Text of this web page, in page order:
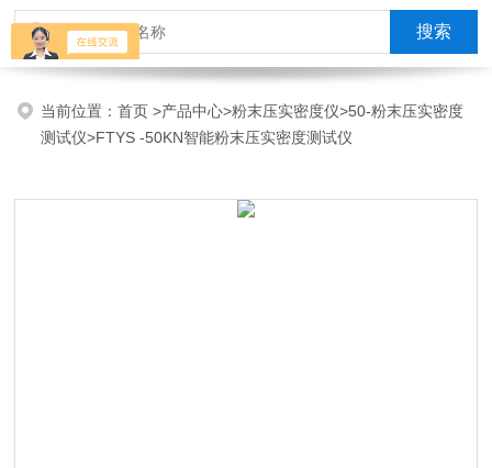
炭块热膨胀仪，炭块透气率仪，炭块二氧化碳反应测定仪
当前位置：首页>产品中心>粉末压实密度仪>50-粉末压实密度
测试仪>FTYS -50KN智能粉末压实密度测试仪